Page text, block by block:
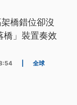
橋錯位卻沒
橋」裝置奏效
全球